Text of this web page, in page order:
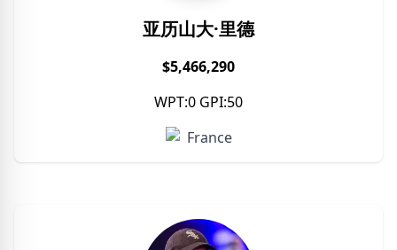
亚历山大·里德
$5,466,290
WPT:0 GPI:50
France